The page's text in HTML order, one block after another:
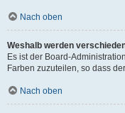
Nach oben
Weshalb werden
Es ist der Board-
Farben zuzuteilen, so dass
Nach oben